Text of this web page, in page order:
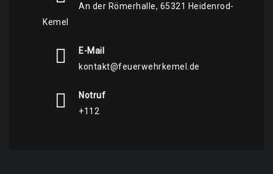
An der Römerhalle, 65321 Heidenrod-
Kemel
E-Mail
kontakt@feuerwehrkemel.de
Notruf
+112